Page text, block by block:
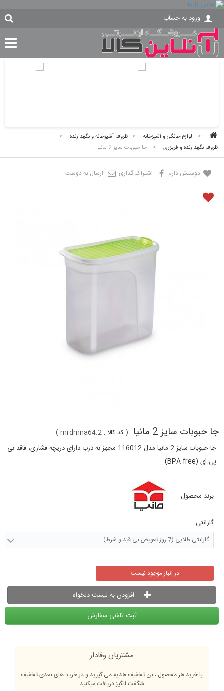
ورود به حساب
> لوازم خانگی و آشپزخانه > ظروف آشپزخانه و نگهدارنده
>
ظروف نگهدارنده و فریزری
> جا حبوبات سایز 2 مانیا
دوستش دارم اشتراک گذاری ارسال به دوست
جا حبوبات سایز 2 مانیا (کد کالا : mrdmna64.2
)
جا حبوبات سایز 2 مانیا مدل 116012 مجهز به درب دارای دریچه فشاری
، فاقد بی
پی ای (BPA free)
برند محصول
گارانتی
گارانتی طلایی (7 روز تعویض بی قید و شرط)
در انبار موجود نیست
افزودن به لیست دلخواه
ثبت تلفنی سفارش
مشتریان وفادار
با خرید هر محصول ، بن تخفیف هدیه می گیرید و در خرید های بعدی تخفیف
شگفت انگیز دریافت میکنید